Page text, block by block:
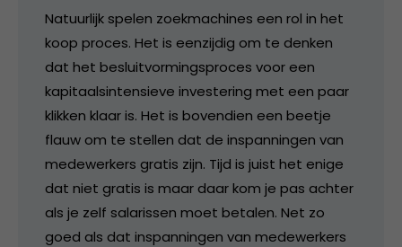
Natuurlijk spelen zoekmachines een rol in het
koop proces. Het is eenzijdig om te denken
dat het besluitvormingsproces voor een
kapitaalsintensieve investering met een paar
klikken klaar is. Het is bovendien een beetje
flauw om te stellen dat de inspanningen van
medewerkers gratis zijn. Tijd is juist het enige
dat niet gratis is maar daar kom je pas achter
als je zelf salarissen moet betalen. Net zo
goed als dat inspanningen van medewerkers